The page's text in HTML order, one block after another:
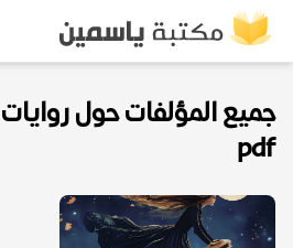
جميع المؤلفات حول
pdf